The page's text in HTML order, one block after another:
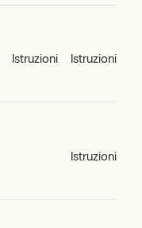
Istruzioni Istruzioni
Istruzioni